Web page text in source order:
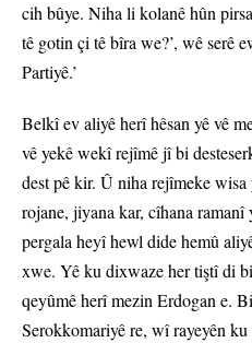
cih bûye. Niha li kolanê hûn
tê gotin çi tê bîra we?’, wê serê
Partiyê.’
Belkî ev aliyê herî hêsan yê vê
vê yekê wekî rejîmê jî bi
dest pê kir. Û niha rejîmeke
rojane, jiyana kar, cîhana
pergala heyî hewl dide hemû
xwe. Yê ku dixwaze her tiştî di
qeyûmê herî mezin Erdogan e.
Serokkomariyê re, wî rayeyên